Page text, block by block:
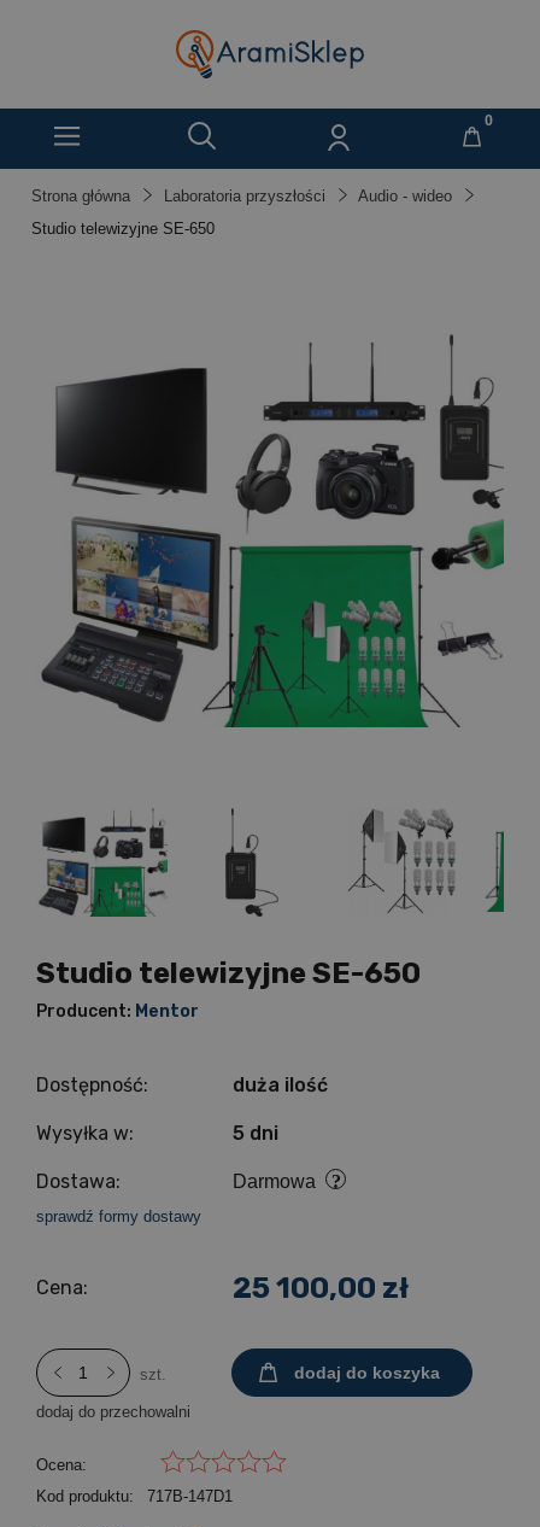
Strona główna Laboratoria przyszłości
Audio - wideo
Studio telewizyjne SE-650
Studio telewizyjne SE-650
Producent: Mentor
Dostępność: duża ilość
Wysyłka w: 5 dni
Dostawa: Darmowa
sprawdź formy dostawy
Cena: 25 100,00 zł
szt. dodaj do koszyka
dodaj do przechowalni
Ocena:
Kod produktu:
717B-147D1